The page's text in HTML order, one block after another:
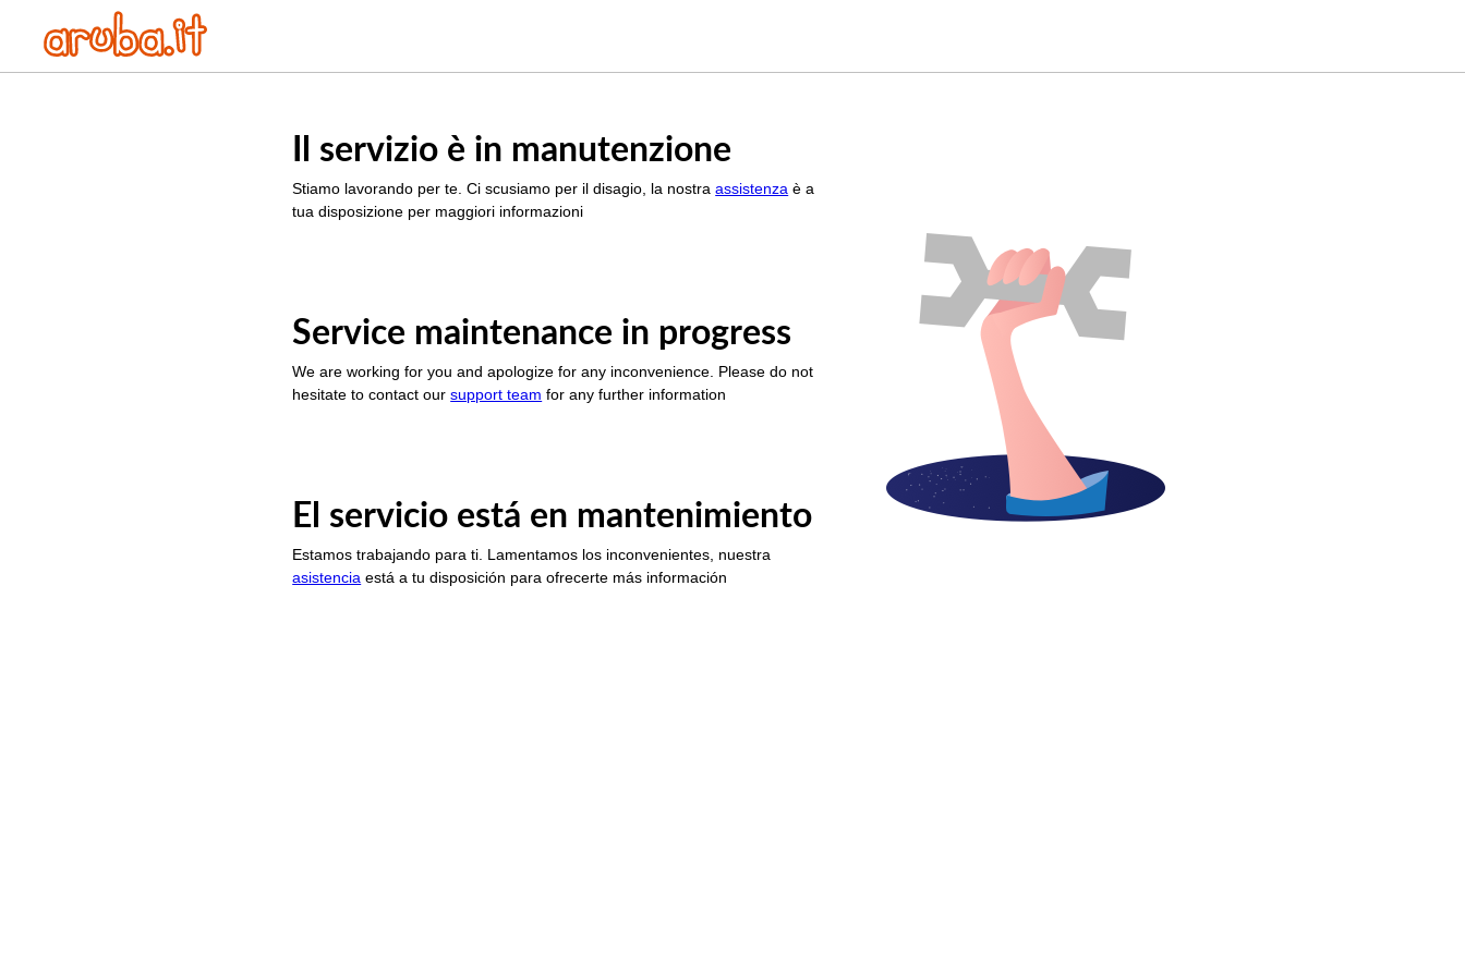
Il servizio è in manutenzione
Stiamo lavorando per te. Ci scusiamo per il disagio, la nostraassistenza è a
tua disposizione per maggiori informazioni
Service maintenance in progress
We are working for you and apologize for any inconvenience. Please do not
hesitate to contact oursupport team for any further information
El servicio está en mantenimiento
Estamos trabajando para ti. Lamentamos los inconvenientes, nuestra
asistencia está a tu disposición para ofrecerte más información